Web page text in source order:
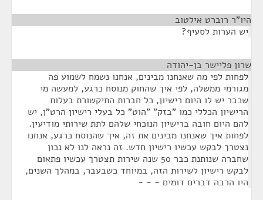
היו"ר רוברט אילטוב
יש הערות לסעיף?
שרון פליישר בן-יהודה
לפחות לפי מה שאנחנו מבינים, אנחנו נשמח לשמוע פה
מגורמי ממשלה, לפי איך שהחוק מנוסח כרגע, למעשה מי
שכבר יש לו היום רישיון, כל חברות התיקשורת בעלות
הרישיון הכללי כמו "בזק" "הוט" כל בעלי רישיון הרט"ן, יש
להם היום חובה ברישיון הנוכחי שלהם לתת שירותי מודיעין.
לפחות איך שאנחנו מבינים את זה, איך שהנוסח כרגע, אנחנו
נצטרך לבקש עכשיו רישיון חדש. זה נראה לנו לא נכון
שחברה שנותנת כבר 50 שנה שירות תצטרך עכשיו פתאום
לבקש רישיון לשירות הזה, במיוחד כשבעבר, במהלך השנים,
היו הרבה דברים דומים - - -